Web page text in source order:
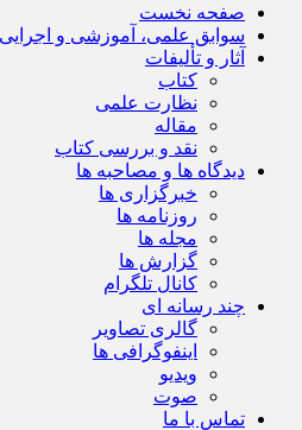
صفحه نخست
سوابق علمی، آموزشی و اجرایی
آثار و تألیفات
کتاب
نظارت علمی
مقاله
نقد و بررسی کتاب
دیدگاه ها و مصاحبه ها
خبرگزاری ها
روزنامه ها
مجله ها
گزارش ها
کانال تلگرام
چند رسانه ای
گالری تصاویر
اینفوگرافی ها
ویدیو
صوت
تماس با ما